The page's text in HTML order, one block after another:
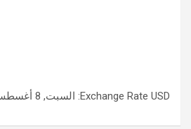
Exchange Rate USD : السبت, 8 أغسطس.